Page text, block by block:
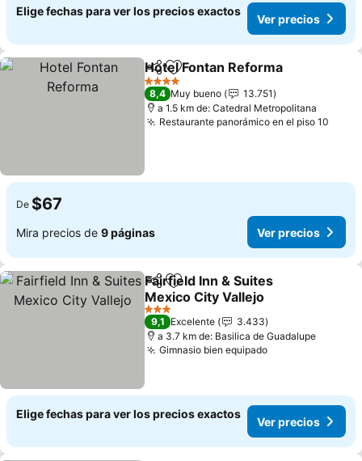
Elige fechas para ver los precios exactos
Ver precios
CompartirAgregar a favoritos
Hotel Fontan Reforma
4 Estrellas
8,4 Muy bueno
13.751
a 1.5 km de: Catedral Metropolitana
Restaurante panorámico en el piso 10
De $67
Mira precios de 9 páginas Ver precios
CompartirAgregar a favoritos
Fairfield Inn & Suites
Mexico City Vallejo
Ver precios
3 Estrellas
9,1 Excelente
3.433
a 3.7 km de: Basilica de Guadalupe
Gimnasio bien equipadoVer precios
Elige fechas para ver los precios exactos
Ver precios